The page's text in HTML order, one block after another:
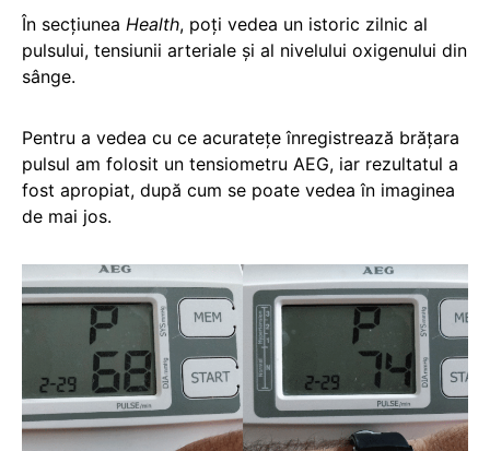
În secțiunea Health, poți vedea un istoric zilnic al
pulsului, tensiunii arteriale și al nivelului oxigenului din
sânge.
Pentru a vedea cu ce acuratețe înregistrează brățara
pulsul am folosit un tensiometru AEG, iar rezultatul a
fost apropiat, după cum se poate vedea în imaginea
de mai jos.